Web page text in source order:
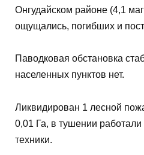
Онгудайском районе (4,1
ощущались, погибших и
Паводковая обстановка
населенных пунктов нет.
Ликвидирован 1 лесной
0,01 Га, в тушении
техники.